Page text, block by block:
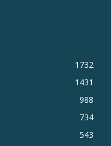
1732
1431
988
734
543